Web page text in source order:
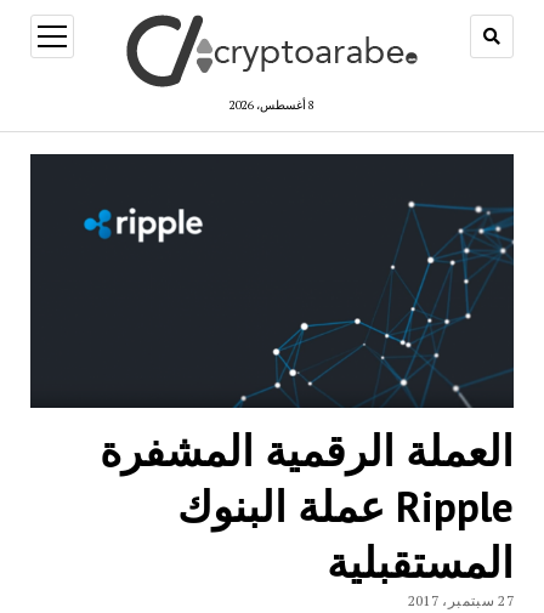
8 أغسطس، 2026
open
menu
العملة الرقمية المشفرة
Ripple عملة البنوك
المستقبلية
27 سبتمبر، 2017